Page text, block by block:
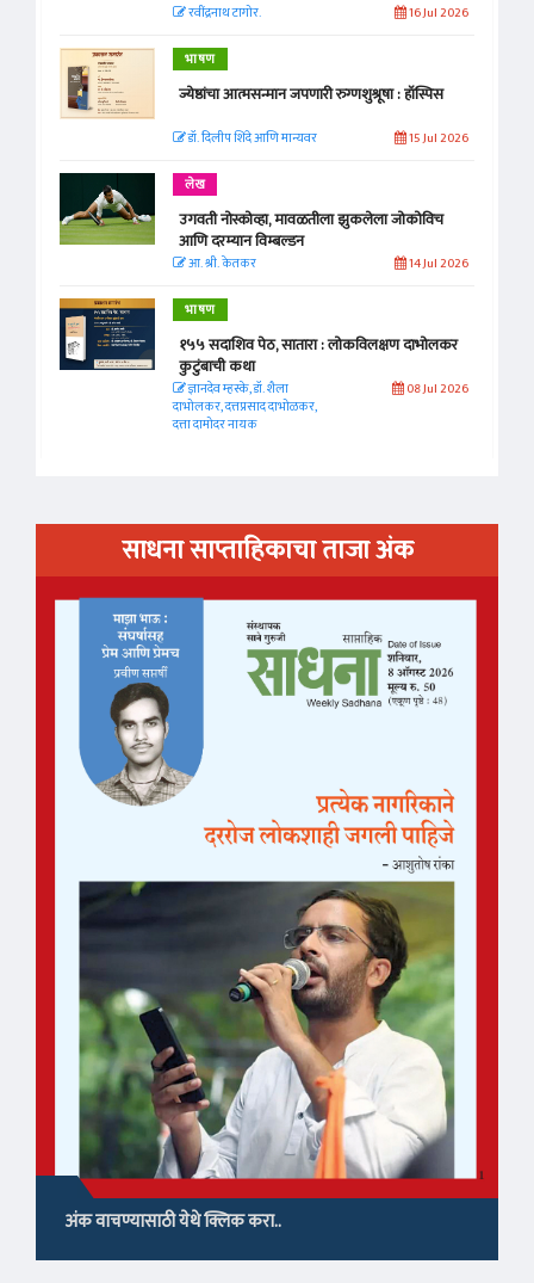
रवींद्रनाथ टागोर. 16 Jul 2026
भाषण
ज्येष्ठांचा आत्मसन्मान जपणारी रुग्णशुश्रूषा : हॉस्पिस
डॉ. दिलीप शिंदे आणि मान्यवर 15 Jul 2026
लेख
उगवती नोस्कोव्हा, मावळतीला झुकलेला जोकोविच
आणि दरम्यान विम्बल्डन
आ. श्री. केतकर 14 Jul 2026
भाषण
१५५ सदाशिव पेठ, सातारा : लोकविलक्षण दाभोलकर
कुटुंबाची कथा
ज्ञानदेव म्हस्के, डॉ. शैला
दाभोलकर, दत्तप्रसाद दाभोळकर,
दत्ता दामोदर नायक
08 Jul 2026
साधना साप्ताहिकाचा ताजा अंक
अंक वाचण्यासाठी येथे क्लिक करा..